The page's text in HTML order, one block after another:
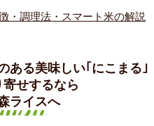
・調理法・スマート米の解説
ある美味しい｢にこまる｣
せするなら
ライスへ